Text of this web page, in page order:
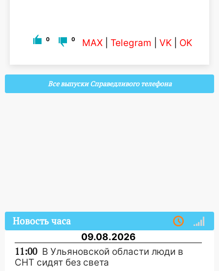
0 0 MAX Telegram VK OK
Все выпуски Справедливого телефона
Новость часа
09.08.2026
11:00 В Ульяновской области люди в
СНТ сидят без света